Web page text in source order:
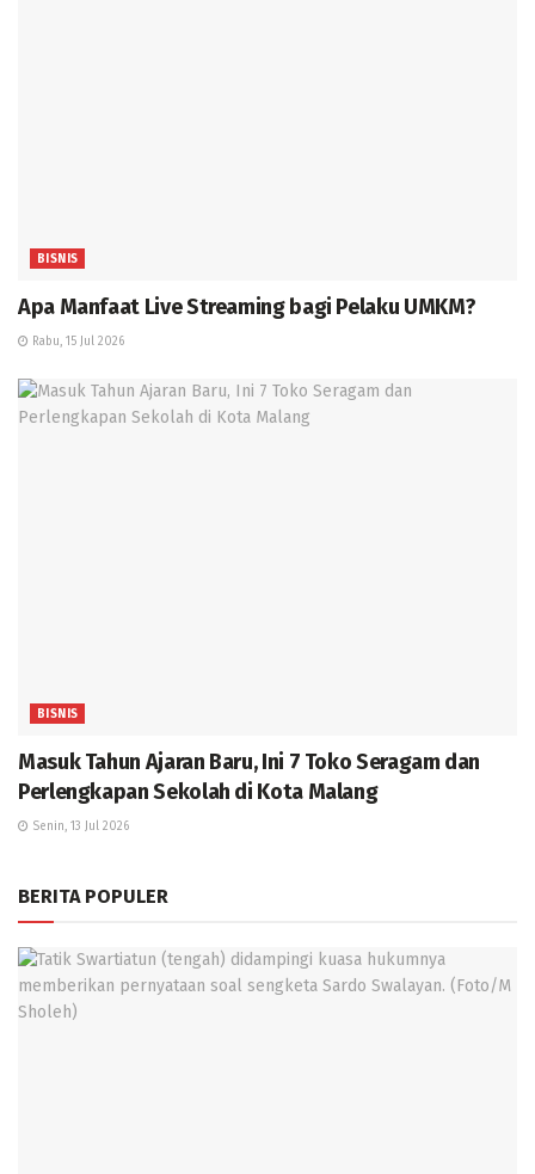
BISNIS
Apa Manfaat Live Streaming bagi Pelaku UMKM?
Rabu, 15 Jul 2026
BISNIS
Masuk Tahun Ajaran Baru, Ini 7 Toko Seragam dan
Perlengkapan Sekolah di Kota Malang
Senin, 13 Jul 2026
BERITA POPULER